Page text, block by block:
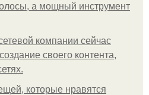
а мощный инструмент
компании сейчас
своего контента,
которые нравятся